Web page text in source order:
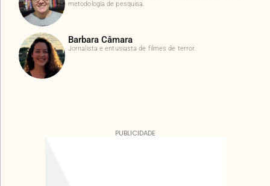
metodologia de pesquisa.
Barbara Câmara
Jornalista e entusiasta de filmes de terror.
PUBLICIDADE